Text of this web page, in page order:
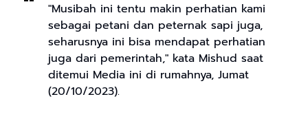
"Musibah ini tentu makin perhatian kami
sebagai petani dan peternak sapi juga,
seharusnya ini bisa mendapat perhatian
juga dari pemerintah," kata Mishud saat
ditemui Media ini di rumahnya, Jumat
(20/10/2023).